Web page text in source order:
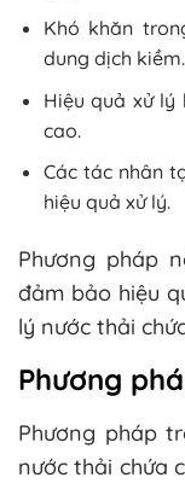
Khó khăn
dung dịch kiềm.
Hiệu quả xử
cao.
Các tác nhân
hiệu quả xử lý.
Phương pháp
đảm bảo hiệu
lý nước thải
Phương
Phương pháp
nước thải chứa